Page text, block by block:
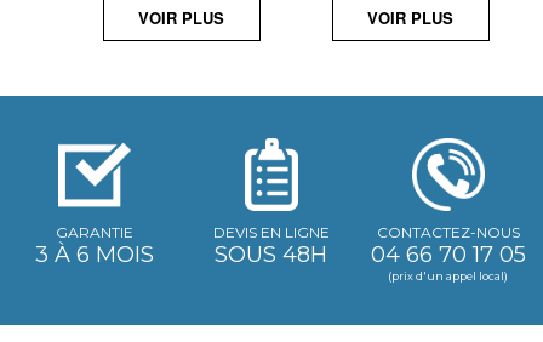
VOIR PLUS VOIR PLUS
GARANTIE
3 À 6 MOIS
DEVIS EN LIGNE
SOUS 48H
CONTACTEZ-NOUS
04 66 70 17 05
(prix d'un appel local)